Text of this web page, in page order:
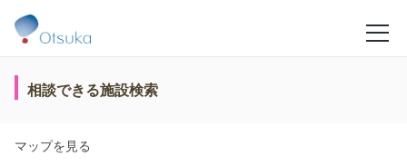
相談できる施設検索
マップを見る